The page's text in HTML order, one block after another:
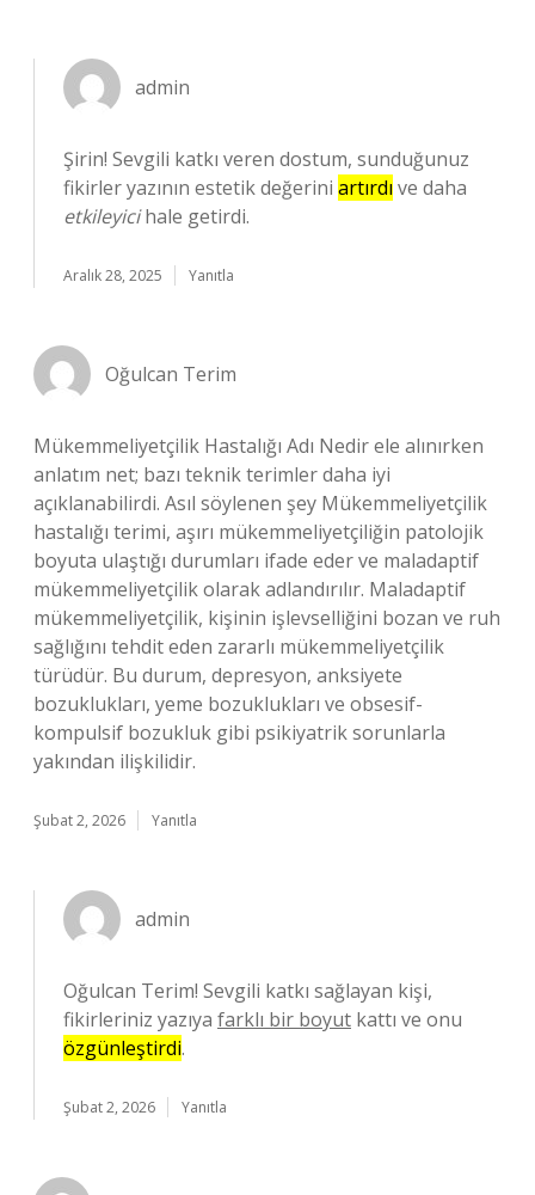
admin
Şirin! Sevgili katkı veren dostum, sunduğunuz
fikirler yazının estetik değerini artırdı ve daha
etkileyicihale getirdi.
Aralık 28, 2025 Yanıtla
Oğulcan Terim
Mükemmeliyetçilik Hastalığı Adı Nedir ele alınırken
anlatım net; bazı teknik terimler daha iyi
açıklanabilirdi. Asıl söylenen şey Mükemmeliyetçilik
hastalığı terimi, aşırı mükemmeliyetçiliğin patolojik
boyuta ulaştığı durumları ifade eder ve maladaptif
mükemmeliyetçilik olarak adlandırılır. Maladaptif
mükemmeliyetçilik, kişinin işlevselliğini bozan ve ruh
sağlığını tehdit eden zararlı mükemmeliyetçilik
türüdür. Bu durum, depresyon, anksiyete
bozuklukları, yeme bozuklukları ve obsesif-
kompulsif bozukluk gibi psikiyatrik sorunlarla
yakından ilişkilidir.
Şubat 2, 2026 Yanıtla
admin
Oğulcan Terim! Sevgili katkı sağlayan kişi,
fikirleriniz yazıya farklı bir boyut kattı ve onu
özgünleştirdi.
Şubat 2, 2026 Yanıtla